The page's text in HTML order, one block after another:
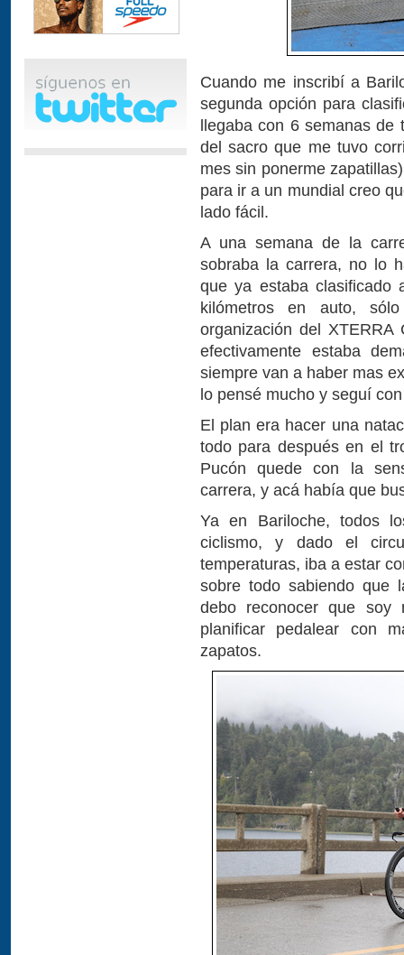
Cuando me inscribí a
segunda opción para
llegaba con 6 semanas de
del sacro que me tuvo
mes sin ponerme
para ir a un mundial creo
lado fácil.
A una semana de la
sobraba la carrera, no lo
que ya estaba clasificado
kilómetros en auto,
organización del
efectivamente estaba
siempre van a haber mas
lo pensé mucho y seguí
El plan era hacer una
todo para después en el
Pucón quede con la
carrera, y acá había que
Ya en Bariloche, todos
ciclismo, y dado el
temperaturas, iba a estar
sobre todo sabiendo que
debo reconocer que
planificar pedalear con
zapatos.